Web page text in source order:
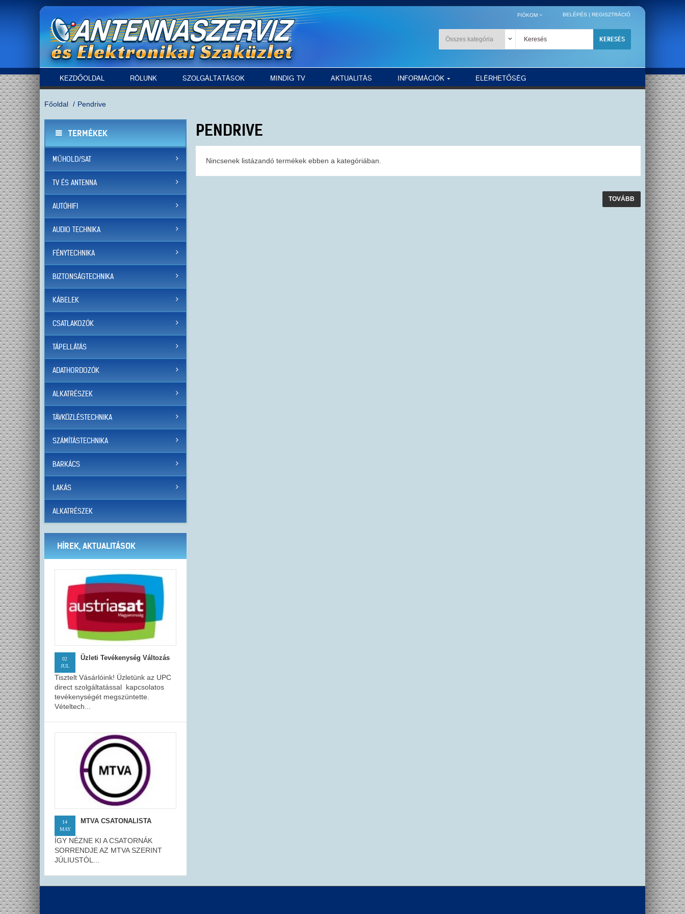
BELÉPÉS | REGISZTRÁCIÓ
FIÓKOM
KERESÉS
KEZDŐOLDAL RÓLUNK SZOLGÁLTATÁSOK MINDIG TV AKTUALITÁS INFORMÁCIÓK ELÉRHETŐSÉG
Főoldal Pendrive
TERMÉKEK
MŰHOLD/SAT
TV ÉS ANTENNA
AUTÓHIFI
AUDIO TECHNIKA
FÉNYTECHNIKA
BIZTONSÁGTECHNIKA
KÁBELEK
CSATLAKOZÓK
TÁPELLÁTÁS
ADATHORDOZÓK
ALKATRÉSZEK
TÁVKÖZLÉSTECHNIKA
SZÁMÍTÁSTECHNIKA
BARKÁCS
LAKÁS
ALKATRÉSZEK
HÍREK, AKTUALITÁSOK
Üzleti Tevékenység Változás
02
JUL
Tisztelt Vásárlóink! Üzletünk az UPC
direct szolgáltatással kapcsolatos
tevékenységét megszüntette.
Vételtech...
MTVA CSATONALISTA
14
MAY
ÍGY NÉZNE KI A CSATORNÁK
SORRENDJE AZ MTVA SZERINT
JÚLIUSTÓL...
PENDRIVE
Nincsenek listázandó termékek ebben a kategóriában.
TOVÁBB